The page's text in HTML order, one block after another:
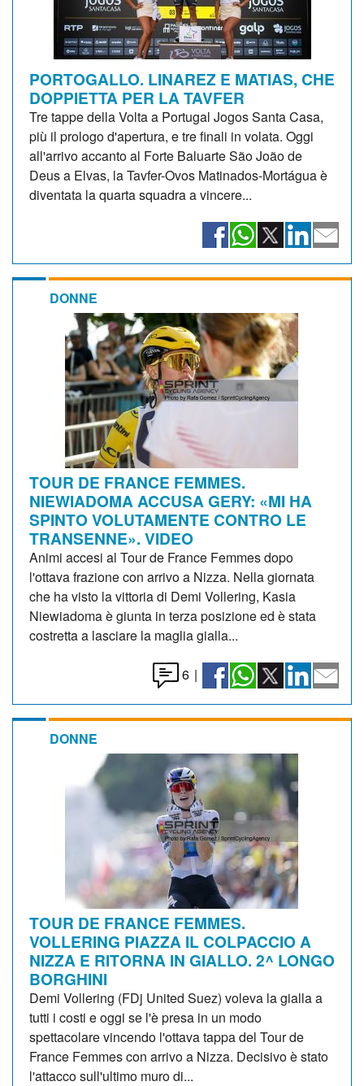
PORTOGALLO. LINAREZ E MATIAS, CHE
DOPPIETTA PER LA TAVFER
Tre tappe della Volta a Portugal Jogos Santa Casa,
più il prologo d'apertura, e tre finali in volata. Oggi
all'arrivo accanto al Forte Baluarte São João de
Deus a Elvas, la Tavfer-Ovos Matinados-Mortágua è
diventata la quarta squadra a vincere...
DONNE
TOUR DE FRANCE FEMMES.
NIEWIADOMA ACCUSA GERY: «MI HA
SPINTO VOLUTAMENTE CONTRO LE
TRANSENNE». VIDEO
Animi accesi al Tour de France Femmes dopo
l'ottava frazione con arrivo a Nizza. Nella giornata
che ha visto la vittoria di Demi Vollering, Kasia
Niewiadoma è giunta in terza posizione ed è stata
costretta a lasciare la maglia gialla...
6 |
DONNE
TOUR DE FRANCE FEMMES.
VOLLERING PIAZZA IL COLPACCIO A
NIZZA E RITORNA IN GIALLO. 2^ LONGO
BORGHINI
Demi Vollering (FDj United Suez) voleva la gialla a
tutti i costi e oggi se l'è presa in un modo
spettacolare vincendo l'ottava tappa del Tour de
France Femmes con arrivo a Nizza. Decisivo è stato
l'attacco sull'ultimo muro di...